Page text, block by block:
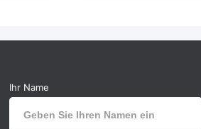
Ihr Name